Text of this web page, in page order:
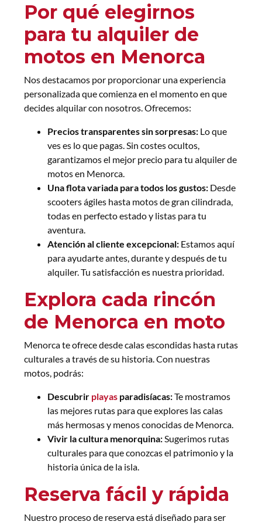
Por qué elegirnos
para tu alquiler de
motos en Menorca
Nos destacamos por proporcionar una experiencia
personalizada que comienza en el momento en que
decides alquilar con nosotros. Ofrecemos:
Precios transparentes sin sorpresas: Lo que
ves es lo que pagas. Sin costes ocultos,
garantizamos el mejor precio para tu alquiler de
motos en Menorca.
Una flota variada para todos los gustos: Desde
scooters ágiles hasta motos de gran cilindrada,
todas en perfecto estado y listas para tu
aventura.
Atención al cliente excepcional: Estamos aquí
para ayudarte antes, durante y después de tu
alquiler. Tu satisfacción es nuestra prioridad.
Explora cada rincón
de Menorca en moto
Menorca te ofrece desde calas escondidas hasta rutas
culturales a través de su historia. Con nuestras
motos, podrás:
Descubrir playas paradisíacas:Te mostramos
las mejores rutas para que explores las calas
más hermosas y menos conocidas de Menorca.
Vivir la cultura menorquina:Sugerimos rutas
culturales para que conozcas el patrimonio y la
historia única de la isla.
Reserva fácil y rápida
Nuestro proceso de reserva está diseñado para ser